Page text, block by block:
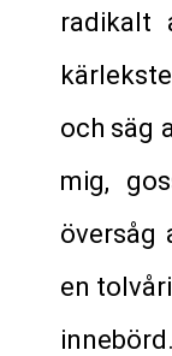
radikalt
och säg
mig,
översåg
en